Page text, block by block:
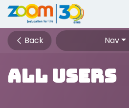
Skip to Content
Back Nav
All Users